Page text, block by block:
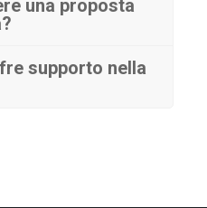
una proposta
supporto nella